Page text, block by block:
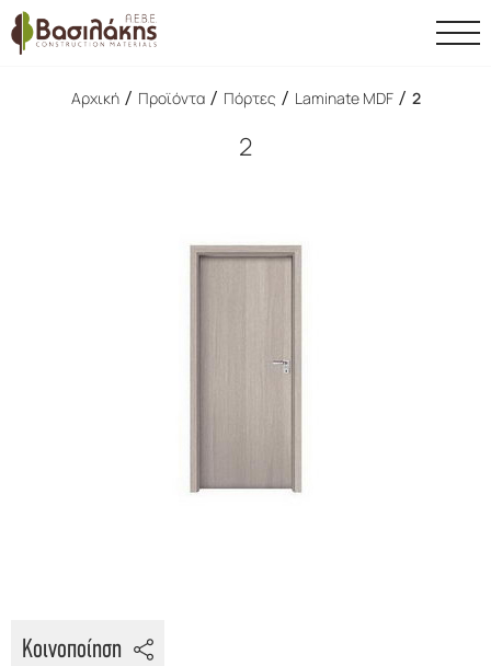
Αρχική / Προϊόντα / Πόρτες / Laminate MDF / 2
2
Κοινοποίηση